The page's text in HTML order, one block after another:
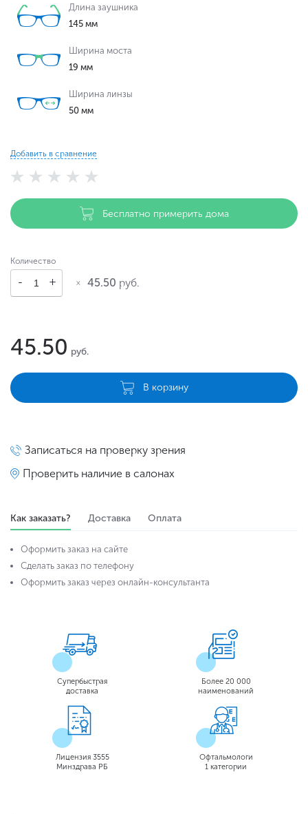
Длина заушника
145 мм
Ширина моста
19 мм
Ширина линзы
50 мм
Добавить в сравнение
Бесплатно примерить дома
Количество
45.50 руб.
45.50 руб.
В корзину
Записаться на проверку зрения
Проверить наличие в салонах
Как заказать? Доставка Оплата
Оформить заказ на сайте
Сделать заказ по телефону
Оформить заказ через онлайн-консультанта
Супербыстрая
доставка
Более 20 000
наименований
Лицензия 3555
Минздрава РБ
Офтальмологи
1 категории